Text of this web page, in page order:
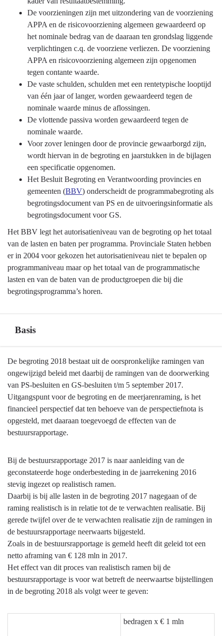
De voorzieningen zijn met uitzondering van de voorziening
APPA en de risicovoorziening algemeen gewaardeerd op
het nominale bedrag van de daaraan ten grondslag liggende
verplichtingen c.q. de voorziene verliezen. De voorziening
APPA en risicovoorziening algemeen zijn opgenomen
tegen contante waarde.
De vaste schulden, schulden met een rentetypische looptijd
van één jaar of langer, worden gewaardeerd tegen de
nominale waarde minus de aflossingen.
De vlottende passiva worden gewaardeerd tegen de
nominale waarde.
Voor zover leningen door de provincie gewaarborgd zijn,
wordt hiervan in de begroting en jaarstukken in de bijlagen
een specificatie opgenomen.
Het Besluit Begroting en Verantwoording provincies en
gemeenten (BBV) onderscheidt de programmabegroting als
begrotingsdocument van PS en de uitvoeringsinformatie als
begrotingsdocument voor GS.
Het BBV legt het autorisatieniveau van de begroting op het totaal
van de lasten en baten per programma. Provinciale Staten hebben
er in 2004 voor gekozen het autorisatieniveau niet te bepalen op
programmaniveau maar op het totaal van de programmatische
lasten en van de baten van de productgroepen die bij die
begrotingsprogramma’s horen.
Basis
Terug
naar
navigatie
Algemene
grondslagen
voor
begroting
jaarstukken
De begroting 2018 bestaat uit de oorspronkelijke ramingen van
ongewijzigd beleid met daarbij de ramingen van de doorwerking
van PS-besluiten en GS-besluiten t/m 5 september 2017.
Uitgangspunt voor de begroting en de meerjarenraming, is het
financieel perspectief dat ten behoeve van de perspectiefnota is
opgesteld, met daaraan toegevoegd de effecten van de
bestuursrapportage.
Bij de bestuursrapportage 2017 is naar aanleiding van de
geconstateerde hoge onderbesteding in de jaarrekening 2016
stevig ingezet op realistisch ramen.
Daarbij is bij alle lasten in de begroting 2017 nagegaan of de
raming realistisch is in relatie tot de te verwachten realisatie. Bij
gerede twijfel over de te verwachten realisatie zijn de ramingen in
de bestuursrapportage neerwaarts bijgesteld.
Zoals in de bestuursrapportage is gemeld heeft dit geleid tot een
netto aframing van € 128 mln in 2017.
Het effect van dit proces van realistisch ramen bij de
bestuursrapportage is voor wat betreft de neerwaartse bijstellingen
in de begroting 2018 als volgt weer te geven:
bedragen x € 1 mln